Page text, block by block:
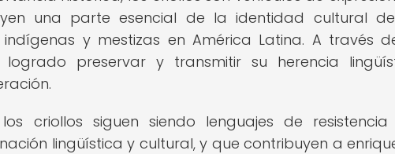
una parte esencial de la identidad cultural
indígenas y mestizas en América Latina. A través
logrado preservar y transmitir su herencia
criollos siguen siendo lenguajes de
lingüística y cultural, y que contribuyen a